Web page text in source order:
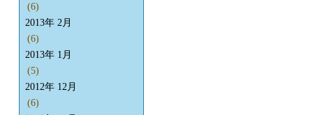
(6)
2013年 2月
(6)
2013年 1月
(5)
2012年 12月
(6)